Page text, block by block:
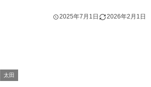
2025年7月1日 2026年2月1日
太田